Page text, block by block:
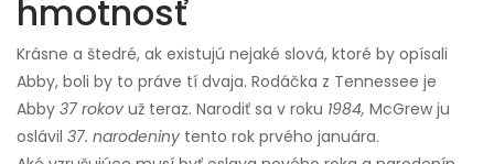
hmotnosť
Krásne a štedré, ak existujú nejaké slová, ktoré by opísali
Abby, boli by to práve tí dvaja. Rodáčka z Tennessee je
Abby 37 rokov už teraz. Narodiť sa v roku 1984, McGrew ju
oslávil 37. narodeniny tento rok prvého januára.